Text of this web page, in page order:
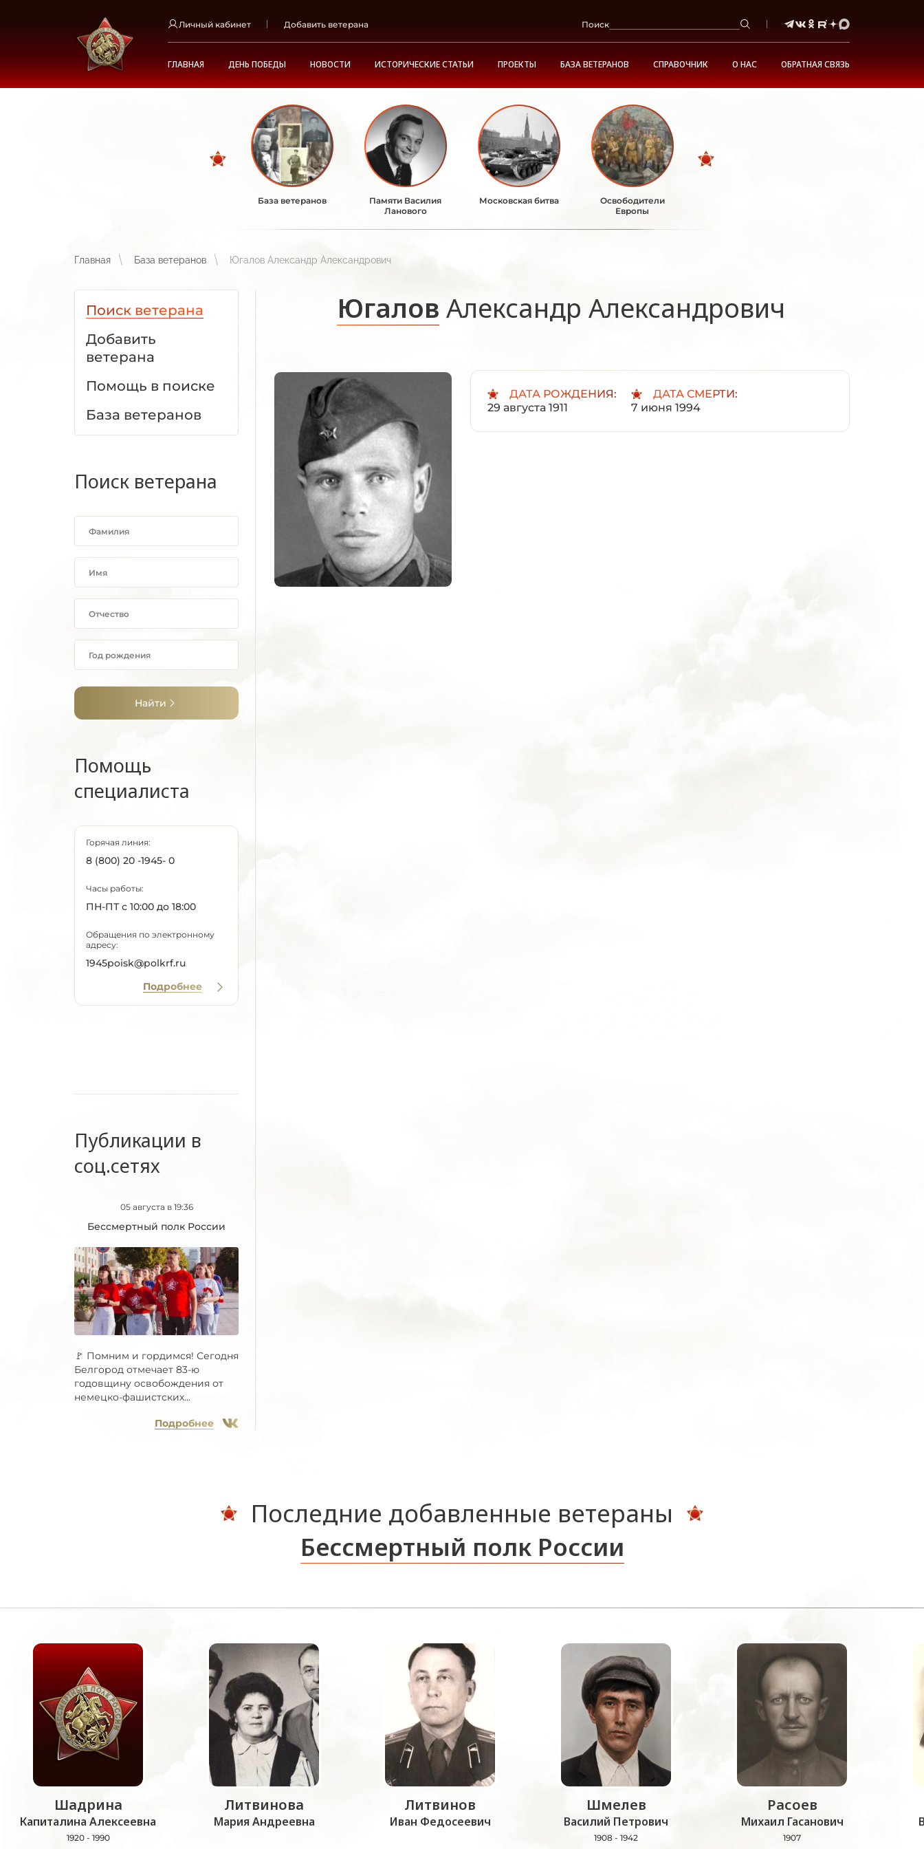
Личный кабинет Добавить ветерана Поиск
ГЛАВНАЯ ДЕНЬ ПОБЕДЫ НОВОСТИ ИСТОРИЧЕСКИЕ СТАТЬИ ПРОЕКТЫ БАЗА ВЕТЕРАНОВ СПРАВОЧНИК О НАС ОБРАТНАЯ СВЯЗЬ
База ветеранов
Памяти Василия
Ланового
Московская битва
Освободители
Европы
Главная База ветеранов Югалов Александр Александрович
Поиск ветерана
Добавить
ветерана
Помощь в поиске
База ветеранов
Поиск ветерана
Найти
Помощь
специалиста
Горячая линия:
8 (800) 20 -1945- 0
Часы работы:
ПН-ПТ с 10:00 до 18:00
Обращения по электронному
адресу:
1945poisk@polkrf.ru
Подробнее
Публикации в
соц.сетях
05 августа в 19:36
Бессмертный полк России
🚩 Помним и гордимся! Сегодня
Белгород отмечает 83-ю
годовщину освобождения от
немецко-фашистских...
Подробнее
Югалов Александр Александрович
ДАТА РОЖДЕНИЯ:
29 августа 1911
ДАТА СМЕРТИ:
7 июня 1994
Последние добавленные ветераны
Бессмертный полк России
Шадрина
Капиталина Алексеевна
1920 - 1990
Литвинова
Мария Андреевна
Литвинов
Иван Федосеевич
Шмелев
Василий Петрович
1908 - 1942
Расоев
Михаил Гасанович
1907